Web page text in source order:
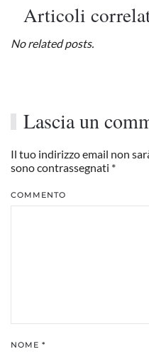
Articoli
No related posts.
Lascia un
Il tuo indirizzo email non
sono contrassegnati *
COMMENTO
NOME *